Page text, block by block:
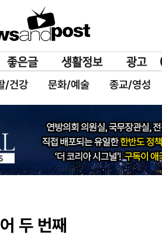
/건강 문화/예술 종교/영성
두 번째